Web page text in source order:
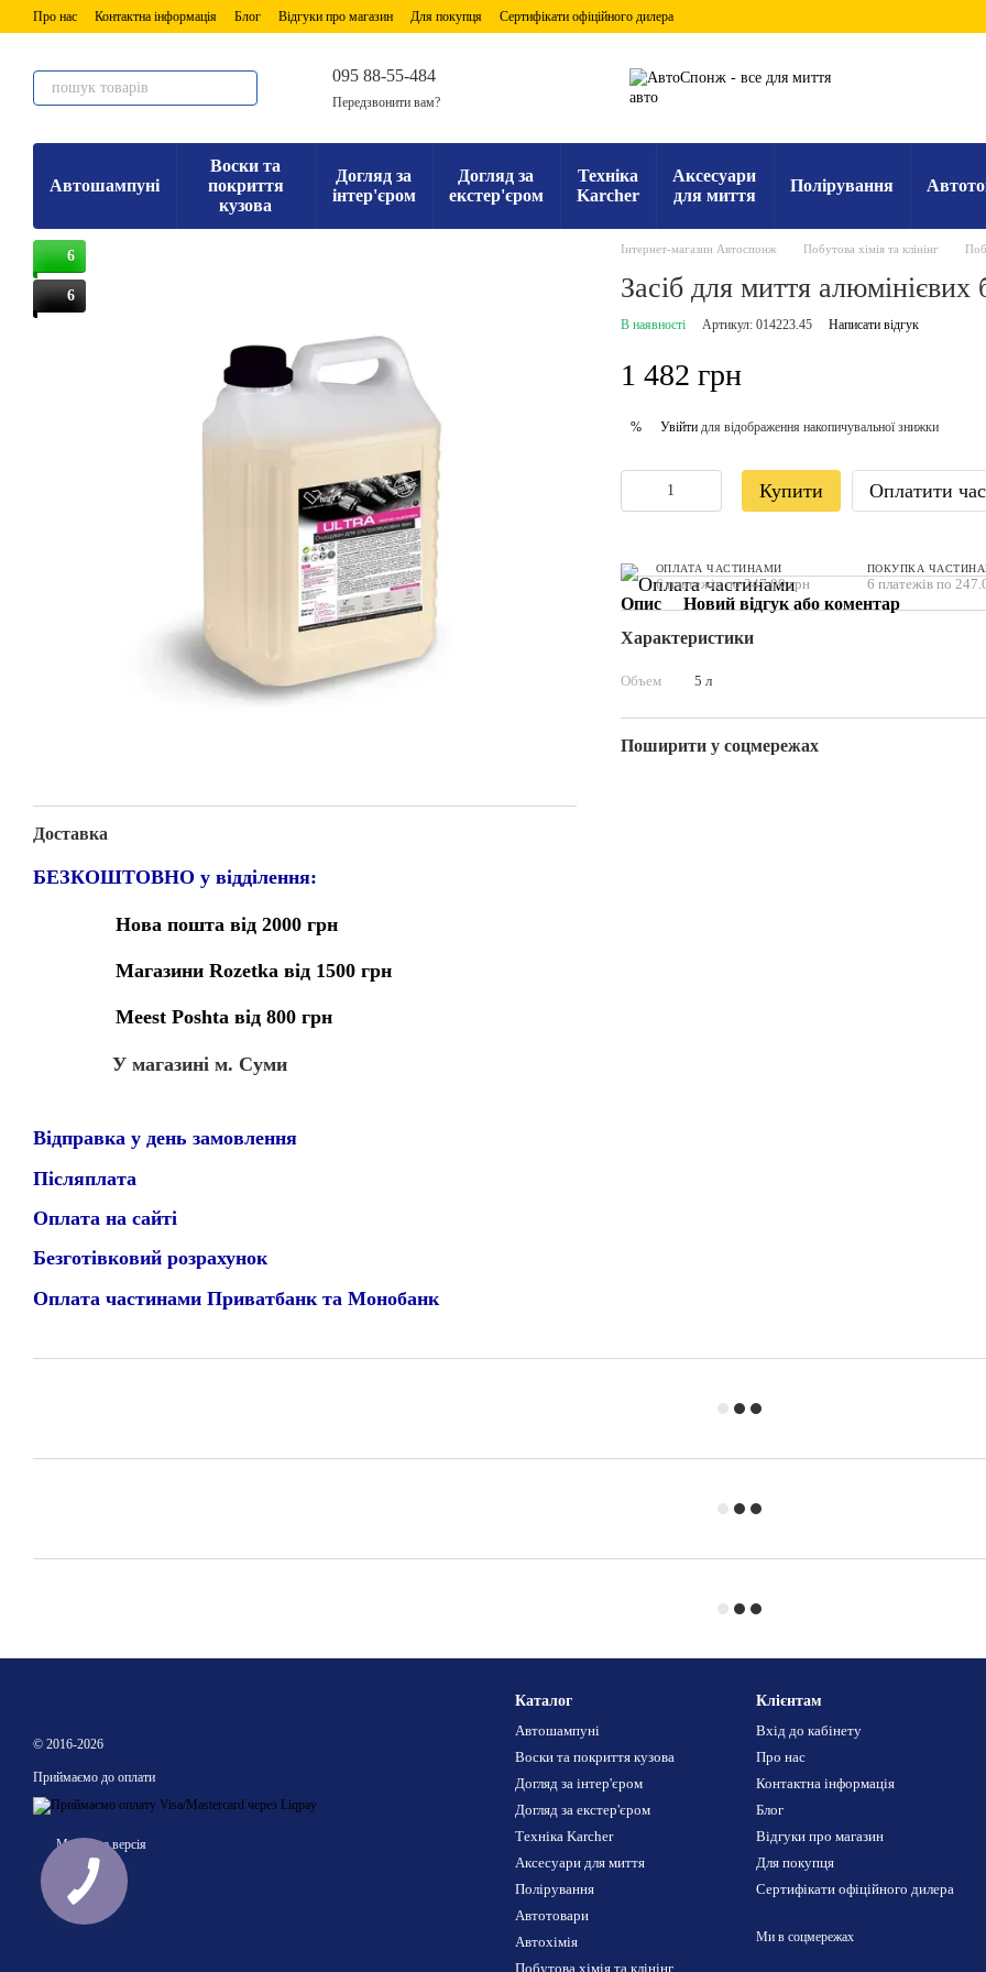
Перейти до основного контенту
Про нас Контактна інформація Блог Відгуки про магазин Для покупця Сертифікати офіційного дилера
095 88-55-484
Передзвонити вам?
Автошампуні
Воски та
покриття
кузова
Догляд за
інтер'єром
Догляд за
екстер'єром
Техніка
Karcher
Аксесуари
для миття
Полірування
6
6
Доставка
БЕЗКОШТОВНО у відділення:
Нова пошта від 2000 грн
Магазини Rozetka від 1500 грн
Meest Poshta від 800 грн
У магазині м. Суми
Відправка у день замовлення
Післяплата
Оплата на сайті
Безготівковий розрахунок
Оплата частинами Приватбанк та Монобанк
Інтернет-магазин Автоспонж Побутова хімія та клінінг
Засіб для миття
В наявності Артикул: 014223.45 Написати відгук
1 482 грн
% Увійтидля відображення накопичувальної знижки
Купити Оплатити
ОПЛАТА ЧАСТИНАМИ
6 платежів по 247.00 грн
ПОКУПКА
6 платежів по
Опис
Новий відгук або коментар
Характеристики
Объем 5 л
Поширити у соцмережах
© 2016-2026
Приймаємо до оплати
Мобільна версія
Каталог
Автошампуні
Воски та покриття кузова
Догляд за інтер'єром
Догляд за екстер'єром
Техніка Karcher
Аксесуари для миття
Полірування
Автотовари
Автохімія
Побутова хімія та клінінг
Клієнтам
Вхід до кабінету
Про нас
Контактна інформація
Блог
Відгуки про магазин
Для покупця
Сертифікати офіційного дилера
Ми в соцмережах